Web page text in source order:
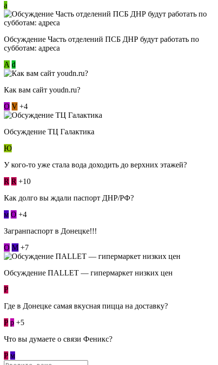
a
Обсуждение Часть отделений ПСБ ДНР будут работать по
субботам: адреса
А d
Как вам сайт youdn.ru?
О V +4
Обсуждение ТЦ Галактика
Ю
У кого-то уже стала вода доходить до верхних этажей?
R R +10
Как долго вы ждали паспорт ДНР/РФ?
м О +4
Загранпаспорт в Донецке!!!
О М +7
Обсуждение ПАLLЕТ — гипермаркет низких цен
Р
Где в Донецке самая вкусная пицца на доставку?
Р p +5
Что вы думаете о связи Феникс?
Р м